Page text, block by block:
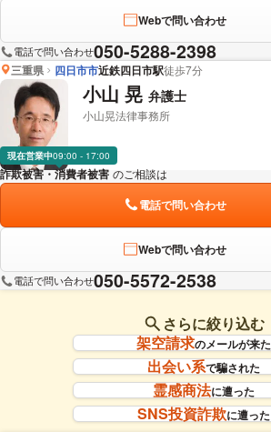
Webで問い合わせ
電話で問い合わせ050-5288-2398
三重県 四日市市近鉄四日市駅徒歩7分
小山 晃 弁護士
小山晃法律事務所
現在営業中09:00 - 17:00
詐欺被害・消費者被害 のご相談は
電話で問い合わせ
Webで問い合わせ
電話で問い合わせ050-5572-2538
さらに絞り込む
架空請求のメールが来た
出会い系で騙された
霊感商法に遭った
SNS投資詐欺に遭った